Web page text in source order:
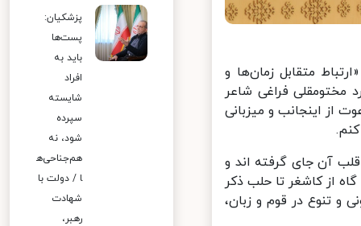
بین‌المللی «ارتباط متقابل زمان‌ها و
فراغی شاعر
اینجانب و میزبانی
آن جای گرفته اند و
از کاشغر تا حلب ذکر
و تنوع در قوم و زبان،
پزشکیان:
پست‌ها
باید به
افراد
شایسته
سپرده
شود، نه
هم‌جناحی‌ه
ا / دولت با
شهادت
رهبر،